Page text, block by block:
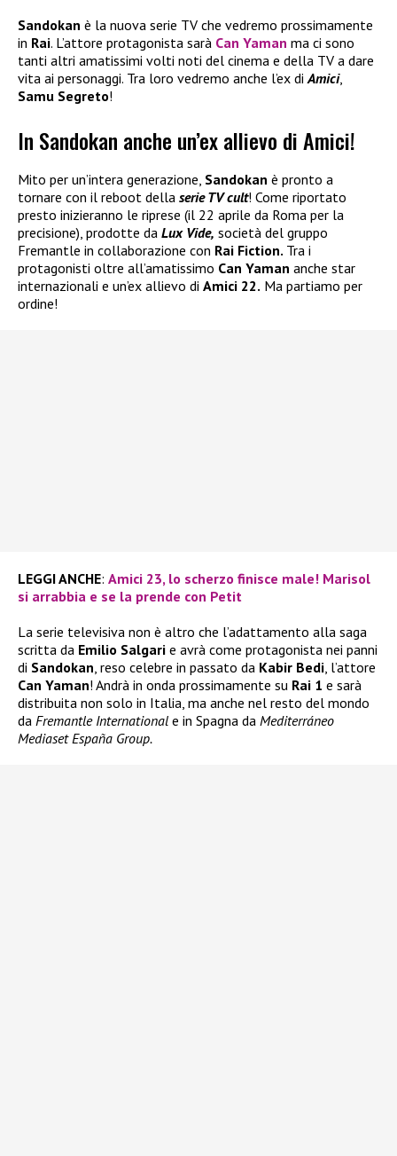
Sandokan è la nuova serie TV che vedremo prossimamente
in Rai. L’attore protagonista sarà Can Yaman ma ci sono
tanti altri amatissimi volti noti del cinema e della TV a dare
vita ai personaggi. Tra loro vedremo anche l’ex di Amici,
Samu Segreto!
In Sandokan anche un’ex allievo di Amici!
Mito per un’intera generazione, Sandokan è pronto a
tornare con il reboot della serie TV cult! Come riportato
presto inizieranno le riprese (il 22 aprile da Roma per la
precisione), prodotte da Lux Vide, società del gruppo
Fremantle in collaborazione con Rai Fiction. Tra i
protagonisti oltre all’amatissimo Can Yaman anche star
internazionali e un’ex allievo di Amici 22. Ma partiamo per
ordine!
LEGGI ANCHE: Amici 23, lo scherzo finisce male! Marisol
si arrabbia e se la prende con Petit
La serie televisiva non è altro che l’adattamento alla saga
scritta da Emilio Salgari e avrà come protagonista nei panni
di Sandokan, reso celebre in passato da Kabir Bedi, l’attore
Can Yaman! Andrà in onda prossimamente su Rai 1 e sarà
distribuita non solo in Italia, ma anche nel resto del mondo
da Fremantle International e in Spagna da Mediterráneo
Mediaset España Group.